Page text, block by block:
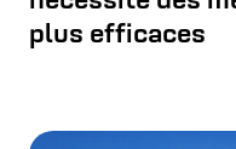
plus efficaces